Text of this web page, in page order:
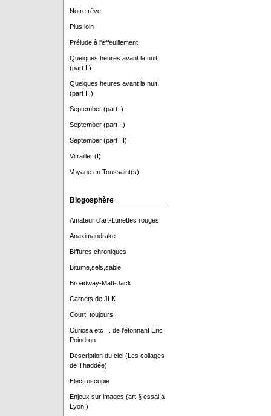
Notre rêve
Plus loin
Prélude à l'effeuillement
Quelques heures avant la nuit
(part II)
Quelques heures avant la nuit
(part III)
September (part I)
September (part II)
September (part III)
Vitrailler (I)
Voyage en Toussaint(s)
Blogosphère
Amateur d'art-Lunettes rouges
Anaximandrake
Biffures chroniques
Bitume,sels,sable
Broadway-Matt-Jack
Carnets de JLK
Court, toujours !
Curiosa etc ... de l'étonnant Eric
Poindron
Description du ciel (Les collages
de Thaddée)
Electroscopie
Enjeux sur images (art § essai à
Lyon )